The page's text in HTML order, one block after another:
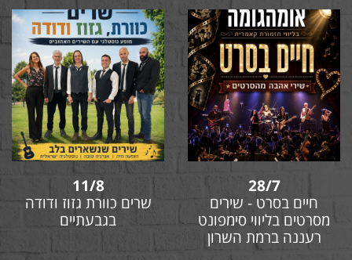
28/7
חיים בסרט - שירים
מסרטים בליווי סימפונט
רעננה ברמת השרון
11/8
שרים כוורת גזוז ודודה
בגבעתיים